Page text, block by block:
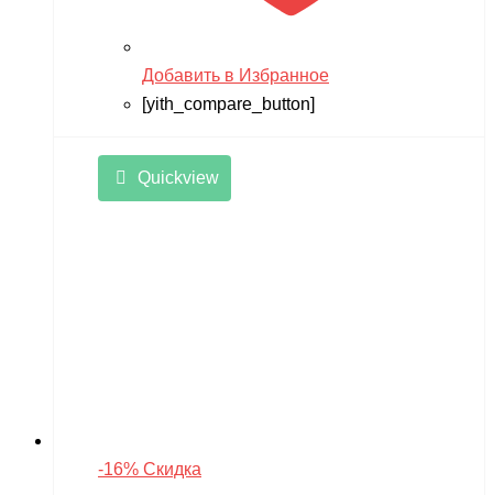
Добавить в Избранное
[yith_compare_button]
Quickview
-16% Скидка